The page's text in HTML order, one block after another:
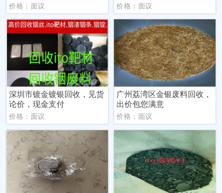
价格：面议 价格：面议
深圳市镀金镀银回收，见货
论价，现金支付
价格：面议
广州荔湾区金银废料回收，
出价包您满意
价格：面议